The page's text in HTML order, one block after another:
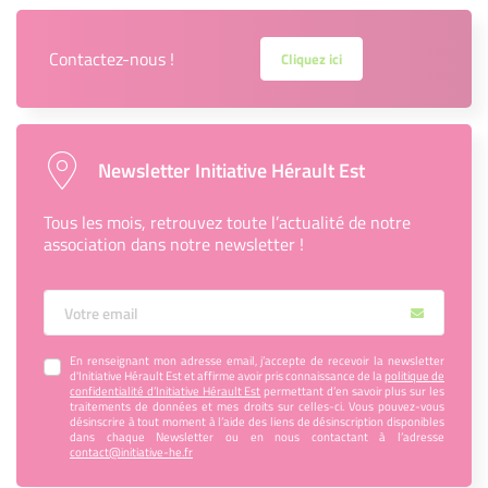
Contactez-nous ! Cliquez ici
Newsletter Initiative Hérault Est
Tous les mois, retrouvez toute l’actualité de notre
association dans notre newsletter !
Votre Email
En renseignant mon adresse email, j’accepte de recevoir la newsletter
d'Initiative Hérault Est et affirme avoir pris connaissance de la politique de
confidentialité d’Initiative Hérault Est permettant d’en savoir plus sur les
traitements de données et mes droits sur celles-ci. Vous pouvez-vous
désinscrire à tout moment à l’aide des liens de désinscription disponibles
dans chaque Newsletter ou en nous contactant à l’adresse
contact@initiative-he.fr